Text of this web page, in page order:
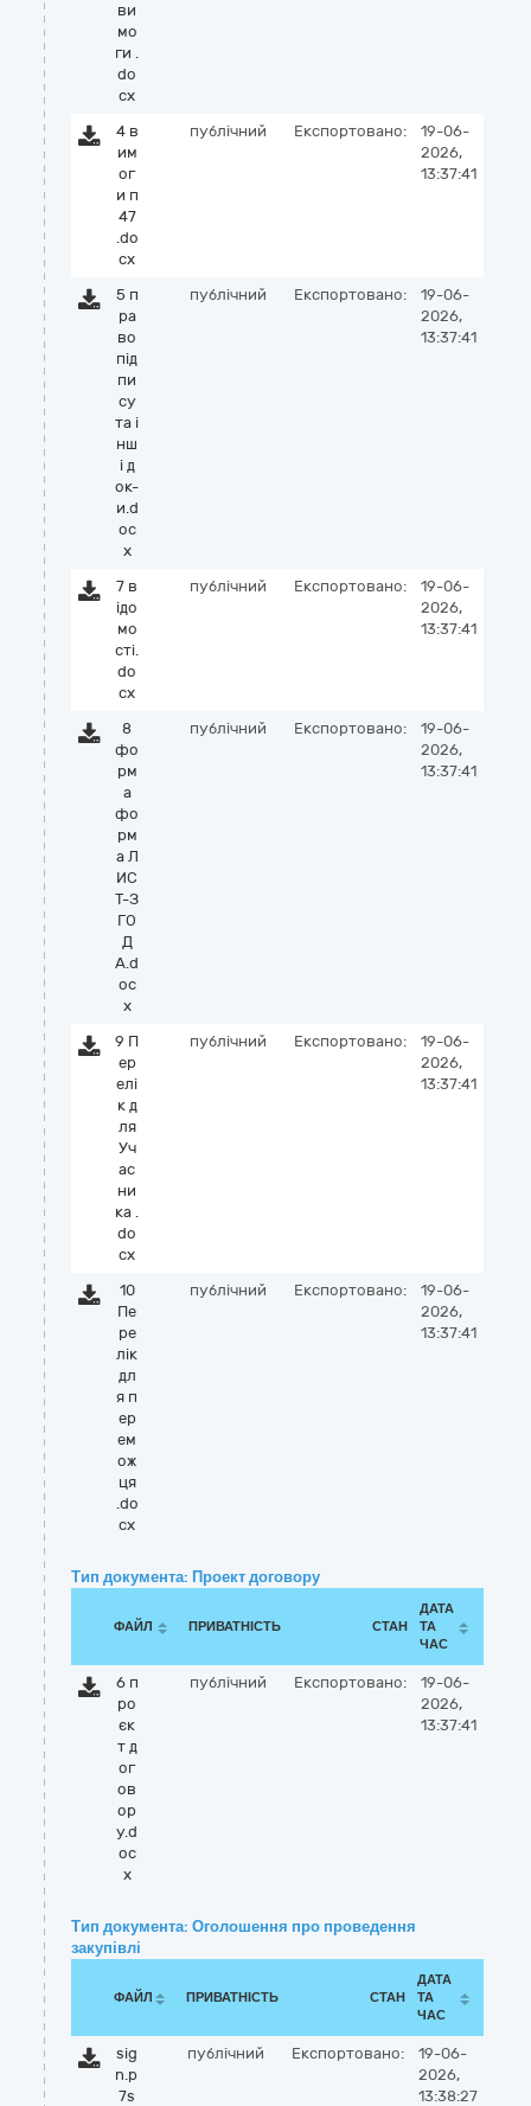
ви
мо
ги .
do
cx
4 в
им
ог
и п
47
.do
cx
публічний Експортовано:
19-06-
2026,
13:37:41
5 п
ра
во
під
пи
су
та і
нш
і д
ок-
и.d
oc
x
публічний Експортовано:
19-06-
2026,
13:37:41
7 в
ідо
мо
сті.
do
cx
публічний Експортовано:
19-06-
2026,
13:37:41
8
фо
рм
а
фо
рм
а Л
ИС
Т-З
ГО
Д
А.d
oc
x
публічний Експортовано:
19-06-
2026,
13:37:41
9 П
ер
елі
к д
ля
Уч
ас
ни
ка .
do
cx
публічний Експортовано:
19-06-
2026,
13:37:41
10
Пе
ре
лік
дл
я п
ер
ем
ож
ця
.do
cx
публічний Експортовано:
19-06-
2026,
13:37:41
Тип документа: Проект договору
ФАЙЛ ПРИВАТНІСТЬ СТАН
ДАТА
ТА
ЧАС
6 п
ро
єк
т д
ог
ов
ор
у.d
oc
x
публічний Експортовано:
19-06-
2026,
13:37:41
Тип документа: Оголошення про проведення
закупівлі
ФАЙЛ ПРИВАТНІСТЬ СТАН
ДАТА
ТА
ЧАС
sig
n.p
7s
публічний Експортовано:
19-06-
2026,
13:38:27